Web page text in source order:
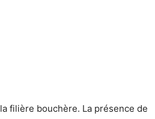
filière bouchère. La présence de